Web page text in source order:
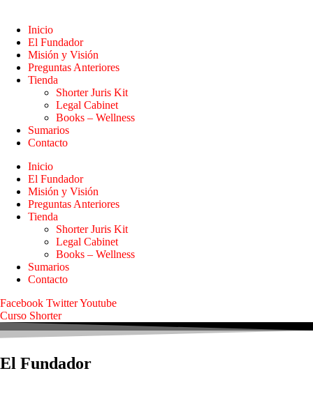
Inicio
El Fundador
Misión y Visión
Preguntas Anteriores
Tienda
Shorter Juris Kit
Legal Cabinet
Books – Wellness
Sumarios
Contacto
Inicio
El Fundador
Misión y Visión
Preguntas Anteriores
Tienda
Shorter Juris Kit
Legal Cabinet
Books – Wellness
Sumarios
Contacto
Facebook TwitterYoutube
Curso Shorter
El Fundador